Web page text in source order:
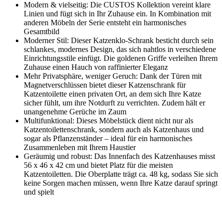
Modern & vielseitig: Die CUSTOS Kollektion vereint klare
Linien und fügt sich in Ihr Zuhause ein. In Kombination mit
anderen Möbeln der Serie entsteht ein harmonisches
Gesamtbild
Moderner Stil: Dieser Katzenklo-Schrank besticht durch sein
schlankes, modernes Design, das sich nahtlos in verschiedene
Einrichtungsstile einfügt. Die goldenen Griffe verleihen Ihrem
Zuhause einen Hauch von raffinierter Eleganz
Mehr Privatsphäre, weniger Geruch: Dank der Türen mit
Magnetverschlüssen bietet dieser Katzenschrank für
Katzentoilette einen privaten Ort, an dem sich Ihre Katze
sicher fühlt, um ihre Notdurft zu verrichten. Zudem hält er
unangenehme Gerüche im Zaum
Multifunktional: Dieses Möbelstück dient nicht nur als
Katzentoilettenschrank, sondern auch als Katzenhaus und
sogar als Pflanzenständer – ideal für ein harmonisches
Zusammenleben mit Ihrem Haustier
Geräumig und robust: Das Innenfach des Katzenhauses misst
56 x 46 x 42 cm und bietet Platz für die meisten
Katzentoiletten. Die Oberplatte trägt ca. 48 kg, sodass Sie sich
keine Sorgen machen müssen, wenn Ihre Katze darauf springt
und spielt